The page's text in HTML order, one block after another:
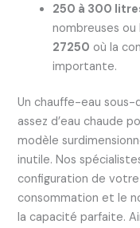
250 à 300
nombreuses
27250 où la
importante.
Un chauffe-eau sous-
assez d’eau chaude
modèle
inutile. Nos
configuration de
consommation et le
la capacité parfaite.